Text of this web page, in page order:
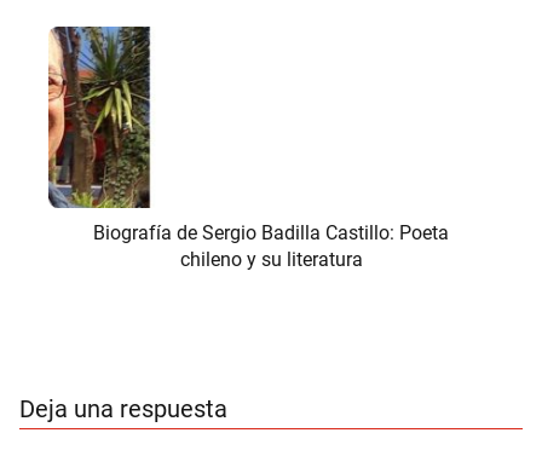
Biografía de Sergio Badilla Castillo: Poeta
chileno y su literatura
Deja una respuesta